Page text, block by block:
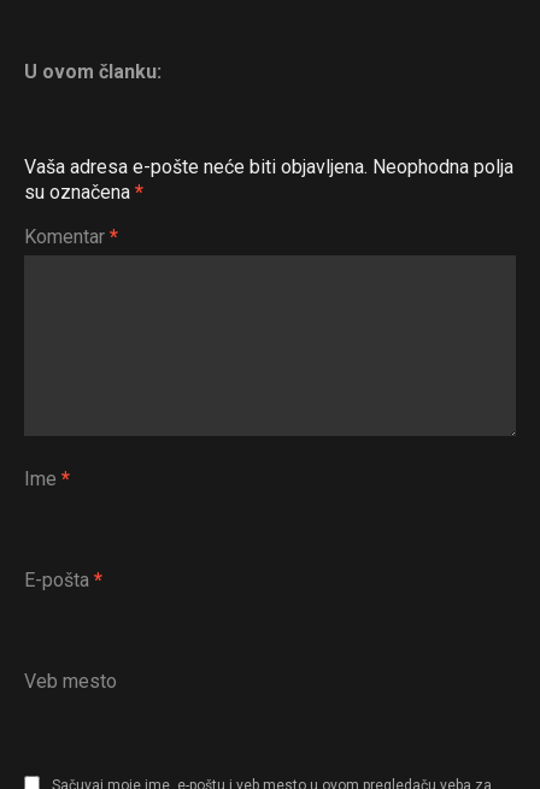
U ovom članku:
Vaša adresa e-pošte neće biti objavljena. Neophodna polja
su označena *
Komentar *
Ime *
E-pošta *
Veb mesto
Sačuvaj moje ime, e-poštu i veb mesto u ovom pregledaču veba za